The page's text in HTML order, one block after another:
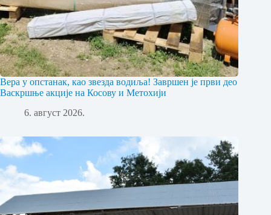
Вера у опстанак, као звезда водиља! Завршен је први део
Васкршње акције на Косову и Метохији
6. август 2026.